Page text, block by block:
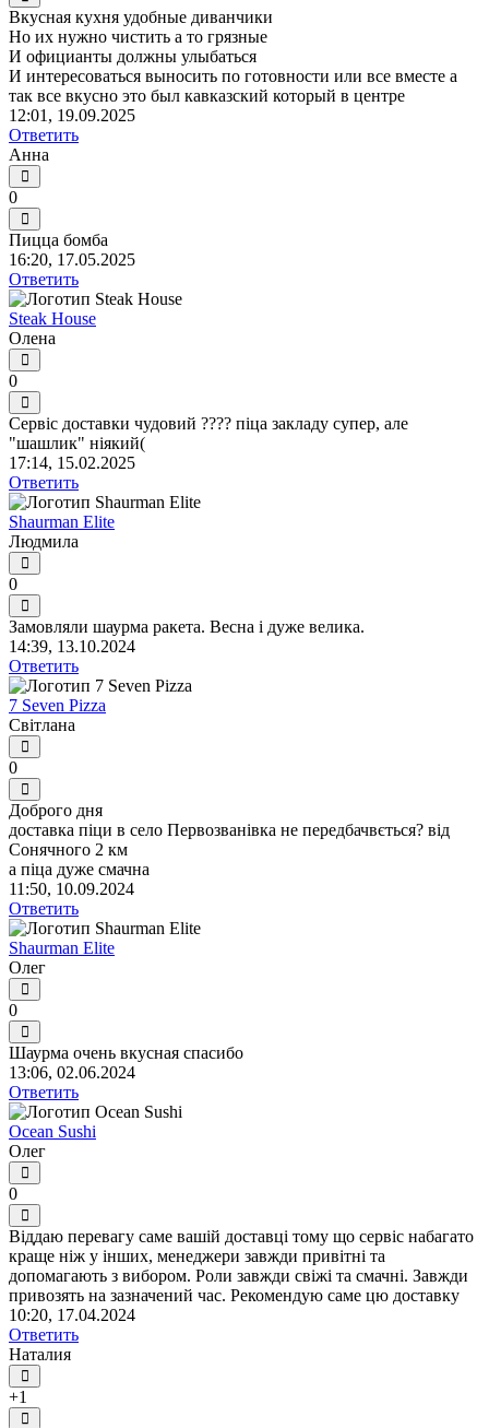
Вкусная кухня удобные диванчики
Но их нужно чистить а то грязные
И официанты должны улыбаться
И интересоваться выносить по готовности или все вместе а
так все вкусно это был кавказский который в центре
12:01, 19.09.2025
Ответить
Анна
0
Пицца бомба
16:20, 17.05.2025
Ответить
Steak House
Олена
0
Сервіс доставки чудовий ???? піца закладу супер, але
"шашлик" ніякий(
17:14, 15.02.2025
Ответить
Shaurman Elite
Людмила
0
Замовляли шаурма ракета. Весна і дуже велика.
14:39, 13.10.2024
Ответить
7 Seven Pizza
Світлана
0
Доброго дня
доставка піци в село Первозванівка не передбачвється? від
Сонячного 2 км
а піца дуже смачна
11:50, 10.09.2024
Ответить
Shaurman Elite
Олег
0
Шаурма очень вкусная спасибо
13:06, 02.06.2024
Ответить
Ocean Sushi
Олег
0
Віддаю перевагу саме вашій доставці тому що сервіс набагато
краще ніж у інших, менеджери завжди привітні та
допомагають з вибором. Роли завжди свіжі та смачні. Завжди
привозять на зазначений час. Рекомендую саме цю доставку
10:20, 17.04.2024
Ответить
Наталия
+1